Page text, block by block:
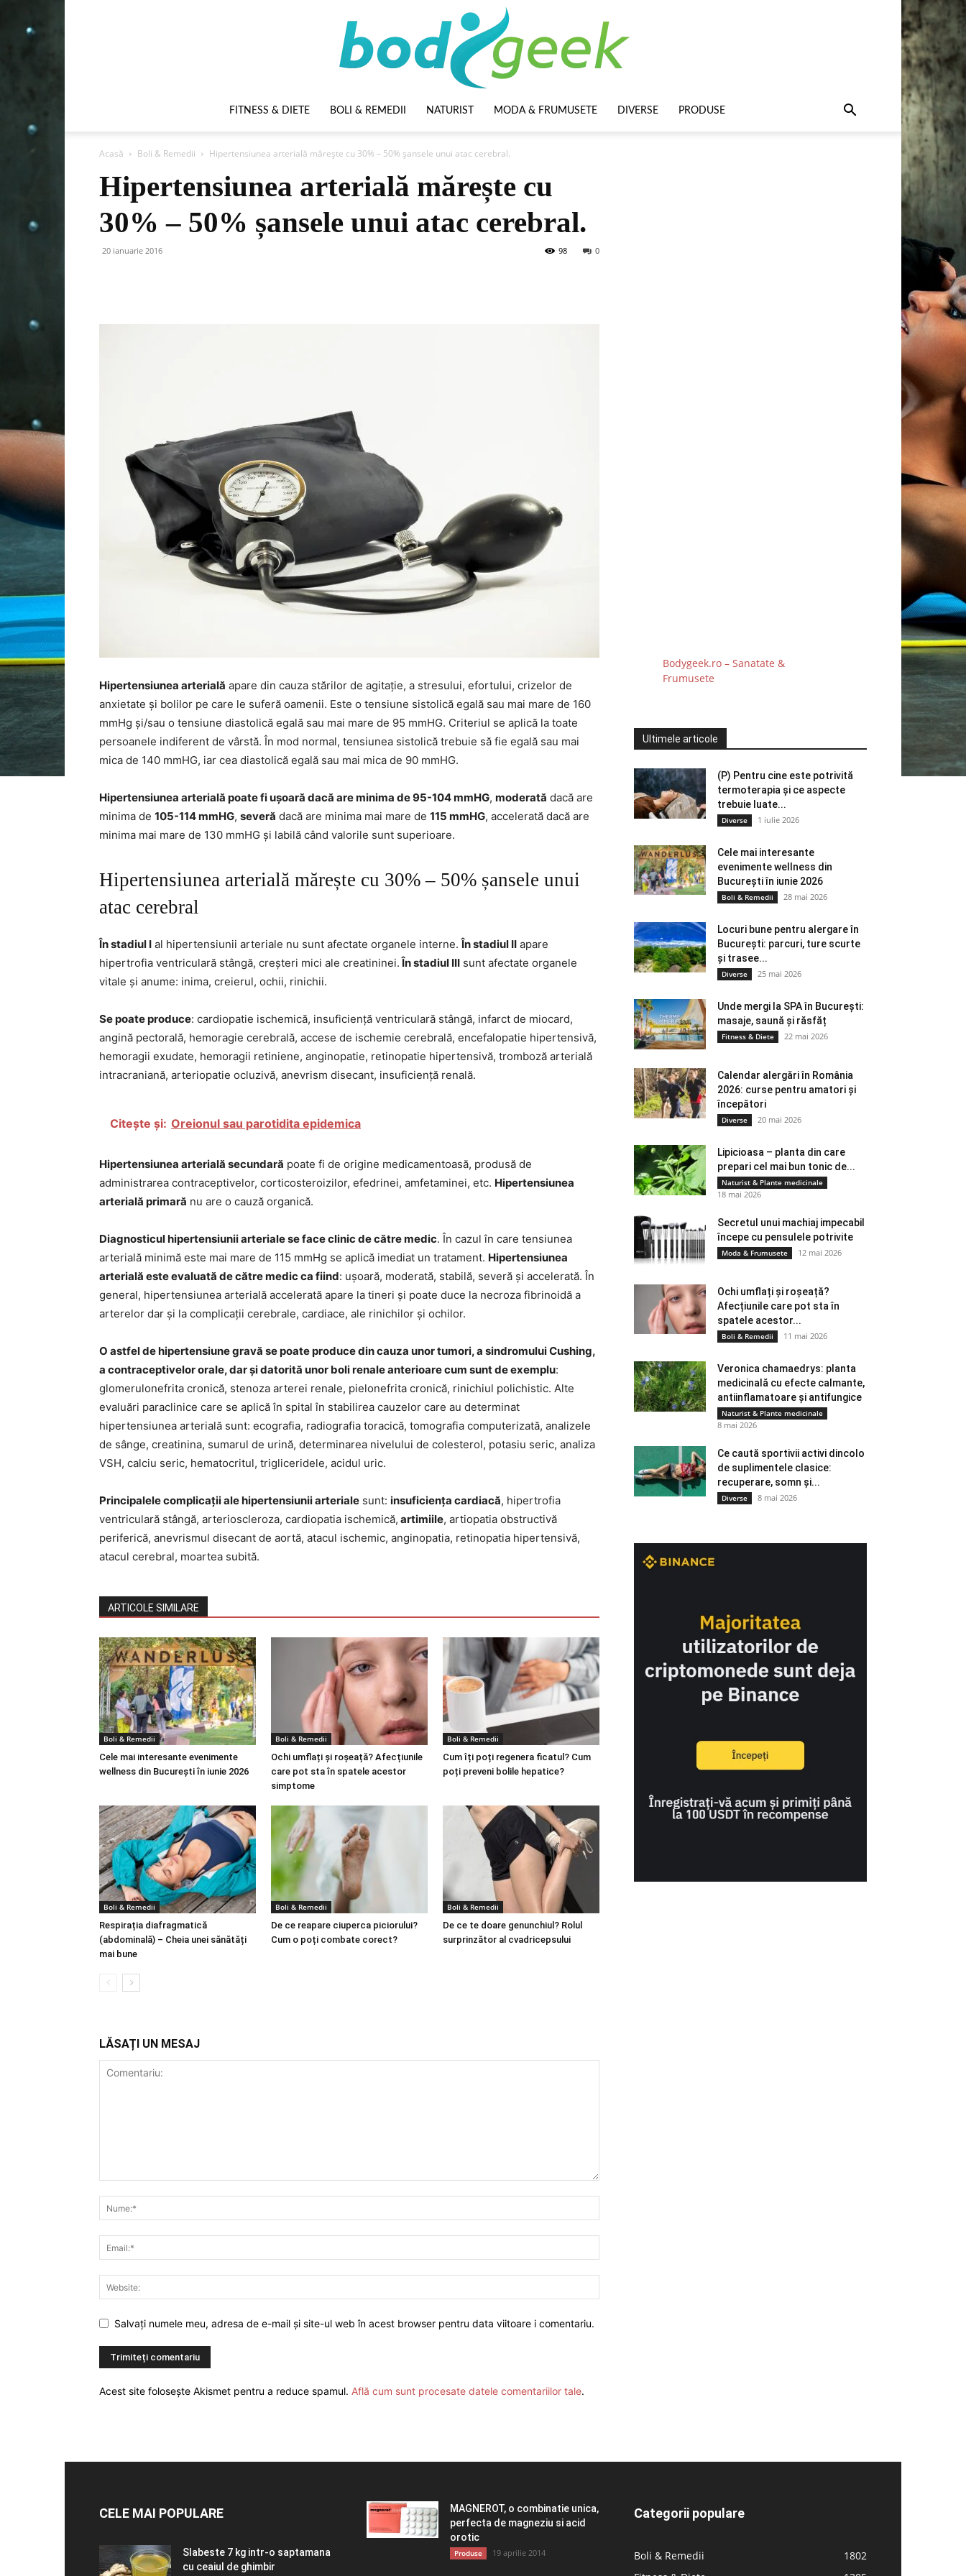
FITNESS & DIETE BOLI & REMEDII NATURIST MODA & FRUMUSETE DIVERSE PRODUSE
Acasă Boli & Remedii Hipertensiunea arterială mărește cu 30% – 50% șansele unui atac cerebral.
Hipertensiunea arterială mărește cu
30% – 50% șansele unui atac cerebral.
20 ianuarie 2016 0
98
Hipertensiunea arterială apare din cauza stărilor de agitație, a stresului, efortului, crizelor de
anxietate și bolilor pe care le suferă oamenii. Este o tensiune sistolică egală sau mai mare de 160
mmHg și/sau o tensiune diastolică egală sau mai mare de 95 mmHG. Criteriul se aplică la toate
persoanele indiferent de vârstă. În mod normal, tensiunea sistolică trebuie să fie egală sau mai
mica de 140 mmHG, iar cea diastolică egală sau mai mica de 90 mmHG.
Hipertensiunea arterială poate fi ușoară dacă are minima de 95-104 mmHG, moderată dacă are
minima de 105-114 mmHG, severă dacă are minima mai mare de 115 mmHG, accelerată dacă are
minima mai mare de 130 mmHG și labilă când valorile sunt superioare.
Hipertensiunea arterială mărește cu 30% – 50% șansele unui
atac cerebral
În stadiul I al hipertensiunii arteriale nu sunt afectate organele interne.În stadiul II apare
hipertrofia ventriculară stângă, creșteri mici ale creatininei.În stadiul III sunt afectate organele
vitale și anume: inima, creierul, ochii, rinichii.
Se poate produce: cardiopatie ischemică, insuficiență ventriculară stângă, infarct de miocard,
angină pectorală, hemoragie cerebrală, accese de ischemie cerebrală, encefalopatie hipertensivă,
hemoragii exudate, hemoragii retiniene, anginopatie, retinopatie hipertensivă, tromboză arterială
intracraniană, arteriopatie ocluzivă, anevrism disecant, insuficiență renală.
Citește și: Oreionul sau parotidita epidemica
Hipertensiunea arterială secundară poate fi de origine medicamentoasă, produsă de
administrarea contraceptivelor, corticosteroizilor, efedrinei, amfetaminei, etc. Hipertensiunea
arterială primară nu are o cauză organică.
Diagnosticul hipertensiunii arteriale se face clinic de către medic. În cazul în care tensiunea
arterială minimă este mai mare de 115 mmHg se aplică imediat un tratament. Hipertensiunea
arterială este evaluată de către medic ca fiind: ușoară, moderată, stabilă, severă și accelerată. În
general, hipertensiunea arterială accelerată apare la tineri și poate duce la necroza fibrinoidă a
arterelor dar și la complicații cerebrale, cardiace, ale rinichilor și ochilor.
O astfel de hipertensiune gravă se poate produce din cauza unor tumori, a sindromului Cushing,
a contraceptivelor orale, dar și datorită unor boli renale anterioare cum sunt de exemplu:
glomerulonefrita cronică, stenoza arterei renale, pielonefrita cronică, rinichiul polichistic. Alte
evaluări paraclinice care se aplică în spital în stabilirea cauzelor care au determinat
hipertensiunea arterială sunt: ecografia, radiografia toracică, tomografia computerizată, analizele
de sânge, creatinina, sumarul de urină, determinarea nivelului de colesterol, potasiu seric, analiza
VSH, calciu seric, hematocritul, trigliceridele, acidul uric.
Principalele complicații ale hipertensiunii arteriale sunt: insuficiența cardiacă, hipertrofia
ventriculară stângă, arterioscleroza, cardiopatia ischemică, artimiile, artiopatia obstructivă
periferică, anevrismul disecant de aortă, atacul ischemic, anginopatia, retinopatia hipertensivă,
atacul cerebral, moartea subită.
ARTICOLE SIMILARE
Boli & Remedii
Cele mai interesante evenimente
wellness din București în iunie 2026
Boli & Remedii
Ochi umflați și roșeață? Afecțiunile
care pot sta în spatele acestor
simptome
Boli & Remedii
Cum îți poți regenera ficatul? Cum
poți preveni bolile hepatice?
Boli & Remedii
Respirația diafragmatică
(abdominală) – Cheia unei sănătăți
mai bune
Boli & Remedii
De ce reapare ciuperca piciorului?
Cum o poți combate corect?
Boli & Remedii
De ce te doare genunchiul? Rolul
surprinzător al cvadricepsului
LĂSAȚI UN MESAJ
Salvați numele meu, adresa de e-mail și site-ul web în acest browser pentru data viitoare i comentariu.
Acest site folosește Akismet pentru a reduce spamul. Află cum sunt procesate datele comentariilor tale.
Bodygeek.ro – Sanatate &
Frumusete
Ultimele articole
(P) Pentru cine este potrivită
termoterapia și ce aspecte
trebuie luate...
Diverse 1 iulie 2026
Cele mai interesante
evenimente wellness din
București în iunie 2026
Boli & Remedii 28 mai 2026
Locuri bune pentru alergare în
București: parcuri, ture scurte
și trasee...
Diverse 25 mai 2026
Unde mergi la SPA în București:
masaje, saună și răsfăț
Fitness & Diete 22 mai 2026
Calendar alergări în România
2026: curse pentru amatori și
începători
Diverse 20 mai 2026
Lipicioasa – planta din care
prepari cel mai bun tonic de...
Naturist & Plante medicinale
18 mai 2026
Secretul unui machiaj impecabil
începe cu pensulele potrivite
Moda & Frumusete 12 mai 2026
Ochi umflați și roșeață?
Afecțiunile care pot sta în
spatele acestor...
Boli & Remedii 11 mai 2026
Veronica chamaedrys: planta
medicinală cu efecte calmante,
antiinflamatoare și antifungice
Naturist & Plante medicinale
8 mai 2026
Ce caută sportivii activi dincolo
de suplimentele clasice:
recuperare, somn și...
Diverse 8 mai 2026
CELE MAI POPULARE
Slabeste 7 kg intr-o saptamana
cu ceaiul de ghimbir
MAGNEROT, o combinatie unica,
perfecta de magneziu si acid
orotic
Produse 19 aprilie 2014
Categorii populare
Boli & Remedii
1802